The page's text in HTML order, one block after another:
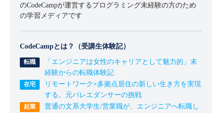
のCodeCampが運営するプログラミング未経験の方のため
の学習メディアです
CodeCampとは？（受講生体験記）
「エンジニアは女性のキャリアとして魅力的」未
経験からの転職体験記
リモートワーク×多拠点居住の新しい生き方を実現
する。元バレエダンサーの挑戦
普通の文系大学生/営業職が、エンジニアへ転職し